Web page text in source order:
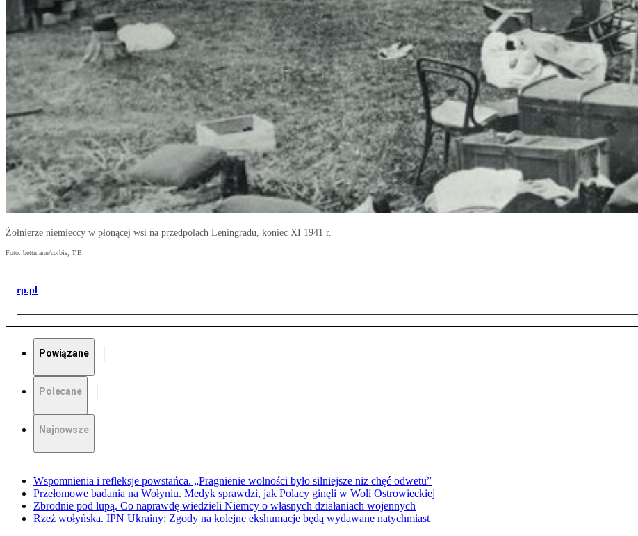
Żołnierze niemieccy w płonącej wsi na przedpolach Leningradu, koniec XI 1941 r.
Foto: bettmann/corbis, T.B.
rp.pl
Powiązane
Polecane
Najnowsze
Wspomnienia i refleksje powstańca. „Pragnienie wolności było silniejsze niż chęć odwetu”
Przełomowe badania na Wołyniu. Medyk sprawdzi, jak Polacy ginęli w Woli Ostrowieckiej
Zbrodnie pod lupą. Co naprawdę wiedzieli Niemcy o własnych działaniach wojennych
Rzeź wołyńska. IPN Ukrainy: Zgody na kolejne ekshumacje będą wydawane natychmiast